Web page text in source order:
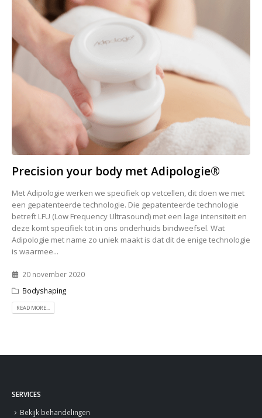
Precision your body met Adipologie®️
Met Adipologie werken we specifiek op vetcellen, dit doen we met
een gepatenteerde technologie. Die gepatenteerde technologie
betreft LFU (Low Frequency Ultrasound) met een lage intensiteit en
deze komt specifiek tot in ons onderhuids bindweefsel. Wat
Adipologie met name zo uniek maakt is dat dit de enige technologie
is waarmee...
20 november 2020
Bodyshaping
READ MORE...
SERVICES
Bekijk behandelingen